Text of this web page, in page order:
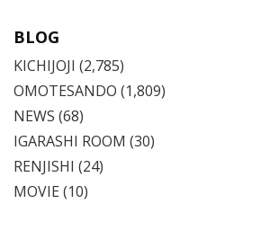
BLOG
KICHIJOJI (2,785)
OMOTESANDO (1,809)
NEWS (68)
IGARASHI ROOM (30)
RENJISHI (24)
MOVIE (10)